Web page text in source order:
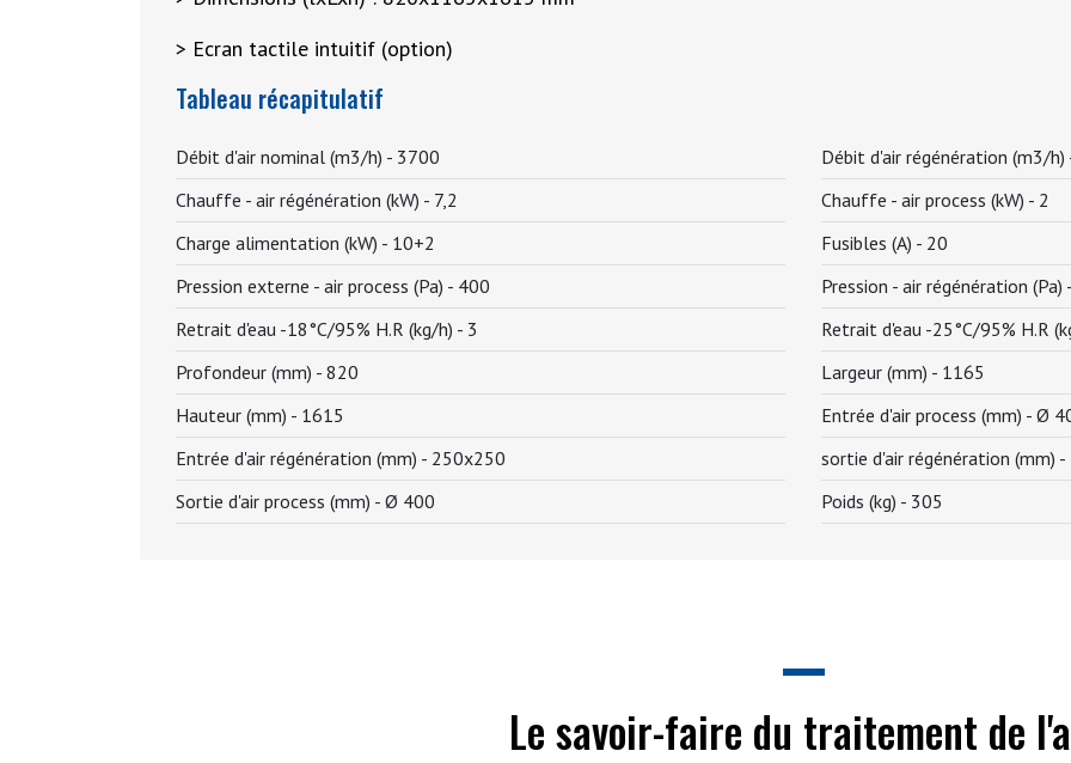
> Ecran tactile intuitif (option)
Tableau récapitulatif
Débit d'air nominal (m3/h) - 3700 Débit d'air régénération (m3/h)
Chauffe - air régénération (kW) - 7,2 Chauffe - air process (kW) - 2
Charge alimentation (kW) - 10+2 Fusibles (A) - 20
Pression externe - air process (Pa) - 400 Pression - air régénération (Pa) -
Retrait d'eau -18°C/95% H.R (kg/h) - 3 Retrait d'eau -25°C/95% H.R
Profondeur (mm) - 820 Largeur (mm) - 1165
Hauteur (mm) - 1615 Entrée d'air process (mm) - Ø
Entrée d'air régénération (mm) - 250x250 sortie d'air régénération (mm) -
Sortie d'air process (mm) - Ø 400 Poids (kg) - 305
Le savoir-faire du traitement de